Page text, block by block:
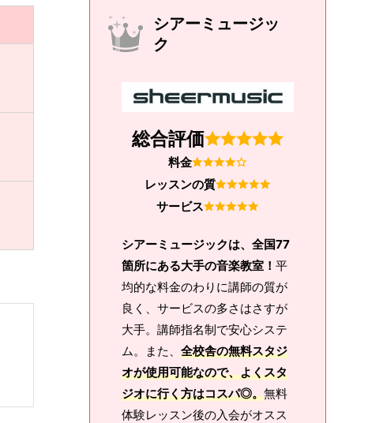
シアーミュージッ
ク
総合評価
料金
レッスンの質
サービス
シアーミュージックは、全国77
箇所にある大手の音楽教室！ 平
均的な料金のわりに講師の質が
良く、サービスの多さはさすが
大手。講師指名制で安心システ
ム。また、 全校舎の無料スタジ
オが使用可能なので、よくスタ
ジオに行く方はコスパ◎。無料
体験レッスン後の入会がオスス